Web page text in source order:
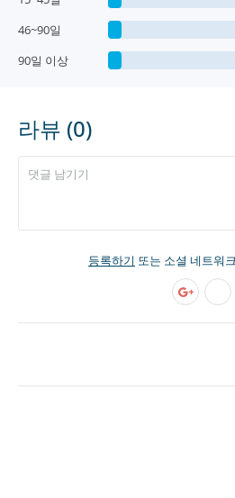
46~90일
90일 이상
라뷰 (0)
등록하기 또는 소셜 네트워